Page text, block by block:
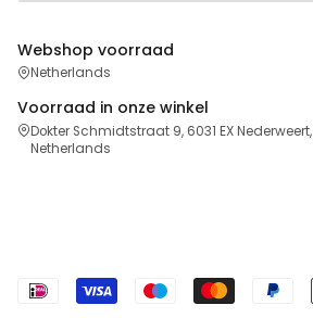
Webshop voorraad
Netherlands
Voorraad in onze winkel
Dokter Schmidtstraat 9, 6031 EX Nederweert,
Netherlands